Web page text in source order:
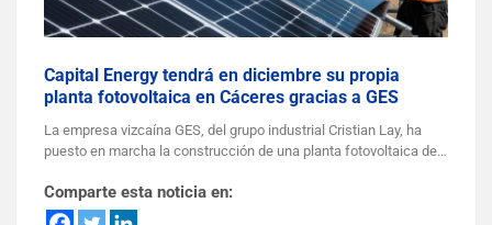
Capital Energy tendrá en diciembre su propia
planta fotovoltaica en Cáceres gracias a GES
La empresa vizcaína GES, del grupo industrial Cristian Lay, ha
puesto en marcha la construcción de una planta fotovoltaica de…
Comparte esta noticia en: